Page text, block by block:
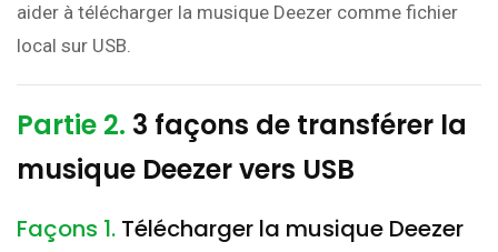
aider à télécharger la musique Deezer comme fichier
local sur USB.
Partie 2. 3 façons de transférer la
musique Deezer vers USB
Façons 1. Télécharger la musique Deezer